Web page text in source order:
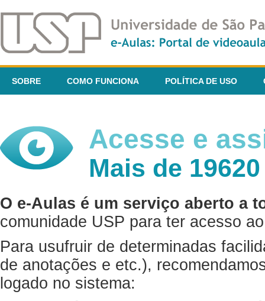
SOBRE COMO FUNCIONA POLÍTICA DE USO
Acesse e
Mais de
O e-Aulas é um serviço aberto a
comunidade USP para ter acesso
Para usufruir de determinadas
de anotações e etc.),
logado no sistema: